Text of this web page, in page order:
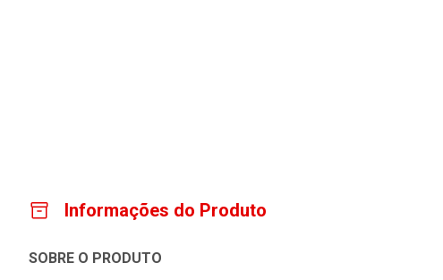
Informações do Produto
SOBRE O PRODUTO